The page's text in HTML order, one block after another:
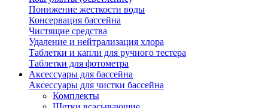
Понижение жесткости воды
Консервация бассейна
Чистящие средства
Удаление и нейтрализация хлора
Таблетки и капли для ручного тестера
Таблетки для фотометра
Аксессуары для бассейна
Аксессуары для чистки бассейна
Комплекты